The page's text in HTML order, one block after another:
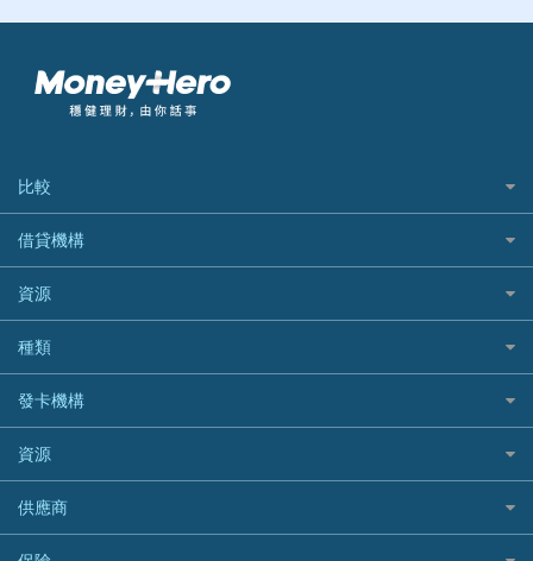
比較
私人貸款比較
稅季/稅務貸款
網上貸款
結餘轉戶(清卡數貸款)
銀行貸款
財務公司貸款
免入息貸款
免TU貸款
急借錢
借貸機構
BEA 東亞銀行
BOC 中國銀行
Cashing Pro 優尚信貸
CCB(Asia) 中國建設銀行 (亞洲)
Citibank 花旗銀行
CNCBI 信銀國際
CreFIT 維信
DBS 星展銀行
資源
如何申請個人貸款
如何管理個人貸款
個人貸款有用資訊
清卡數貸款教學
循環貸款教學
個人化貸款產品推介 🔥全新
債務重組一覽
種類
網購優惠
精選外幣網購信用卡
尊尚信用卡
公司信用卡
電子錢包信用卡
發卡機構
Citibank花旗銀行
AE美國運通
DBS星展銀行
HSBC滙豐銀行
資源
Black Friday優惠
淘寶付款方式
供應商
八達通自動增值信用卡